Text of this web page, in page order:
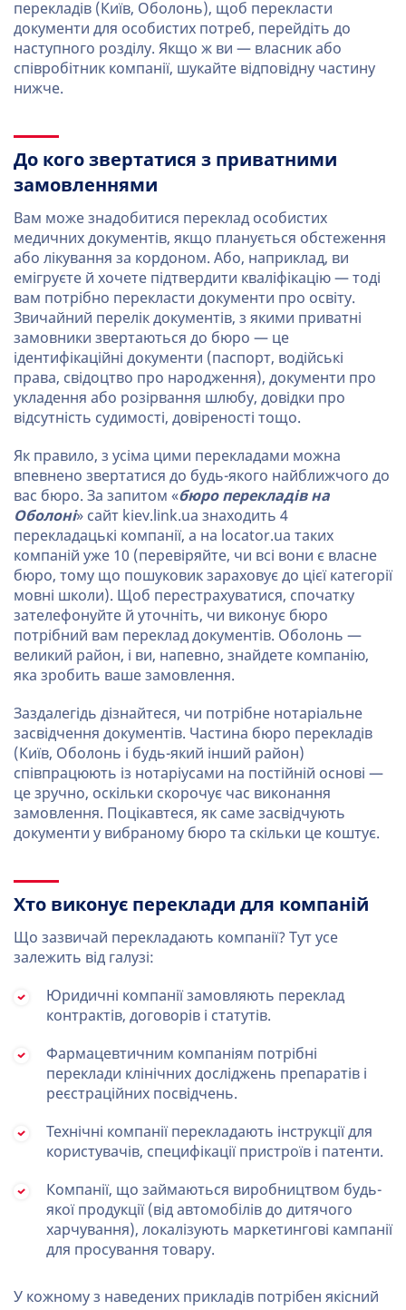
перекладів (Київ, Оболонь), щоб перекласти
документи для особистих потреб, перейдіть до
наступного розділу. Якщо ж ви — власник або
співробітник компанії, шукайте відповідну частину
нижче.
До кого звертатися з приватними
замовленнями
Вам може знадобитися переклад особистих
медичних документів, якщо планується обстеження
або лікування за кордоном. Або, наприклад, ви
емігруєте й хочете підтвердити кваліфікацію — тоді
вам потрібно перекласти документи про освіту.
Звичайний перелік документів, з якими приватні
замовники звертаються до бюро — це
ідентифікаційні документи (паспорт, водійські
права, свідоцтво про народження), документи про
укладення або розірвання шлюбу, довідки про
відсутність судимості, довіреності тощо.
Як правило, з усіма цими перекладами можна
впевнено звертатися до будь-якого найближчого до
вас бюро. За запитом «бюро перекладів на
Оболоні» сайт kiev.link.ua знаходить 4
перекладацькі компанії, а на locator.ua таких
компаній уже 10 (перевіряйте, чи всі вони є власне
бюро, тому що пошуковик зараховує до цієї категорії
мовні школи). Щоб перестрахуватися, спочатку
зателефонуйте й уточніть, чи виконує бюро
потрібний вам переклад документів. Оболонь —
великий район, і ви, напевно, знайдете компанію,
яка зробить ваше замовлення.
Заздалегідь дізнайтеся, чи потрібне нотаріальне
засвідчення документів. Частина бюро перекладів
(Київ, Оболонь і будь-який інший район)
співпрацюють із нотаріусами на постійній основі —
це зручно, оскільки скорочує час виконання
замовлення. Поцікавтеся, як саме засвідчують
документи у вибраному бюро та скільки це коштує.
Хто виконує переклади для компаній
Що зазвичай перекладають компанії? Тут усе
залежить від галузі:
Юридичні компанії замовляють переклад
контрактів, договорів і статутів.
Фармацевтичним компаніям потрібні
переклади клінічних досліджень препаратів і
реєстраційних посвідчень.
Технічні компанії перекладають інструкції для
користувачів, специфікації пристроїв і патенти.
Компанії, що займаються виробництвом будь-
якої продукції (від автомобілів до дитячого
харчування), локалізують маркетингові кампанії
для просування товару.
У кожному з наведених прикладів потрібен якісний